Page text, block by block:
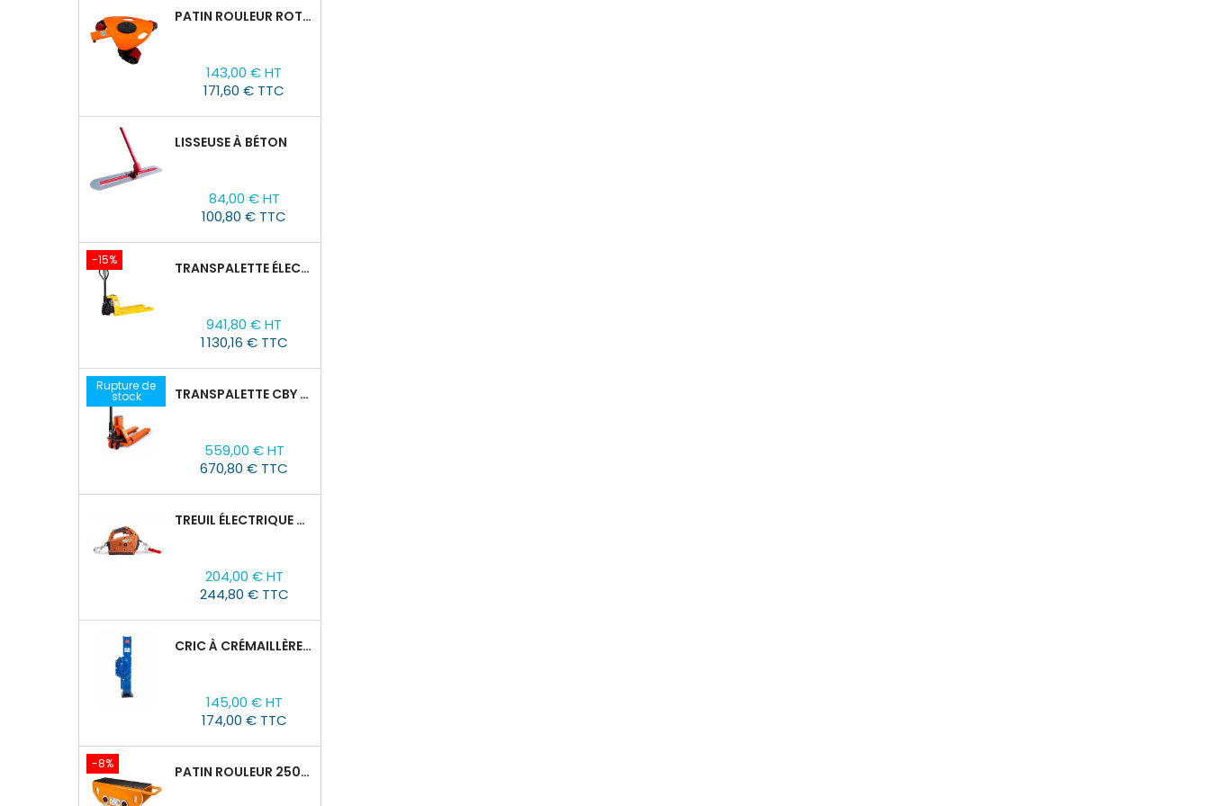
PATIN ROULEUR ROTATIVE WCRP-5, CAPACITÉ DE CHARGE 4T
143,00 € HT
171,60 € TTC
LISSEUSE À BÉTON
84,00 € HT
100,80 € TTC
-15% TRANSPALETTE ÉLECTRIQUE EPT 15H : 1500KG/1150MM X 550MM
base
941,80 € HT
1 130,16 € TTC
Rupture de
stock TRANSPALETTE CBY 2,5T AVEC BALANCE
559,00 € HT
670,80 € TTC
TREUIL ÉLECTRIQUE PORTABLE TOR SQ-01-450KG/4.6M
204,00 € HT
244,80 € TTC
CRIC À CRÉMAILLÈRE TOR SJ, 1,5T/60-600 MM
145,00 € HT
174,00 € TTC
-8% PATIN ROULEUR 2500R-02, CAPACITÉ DE CHARGE 2,5T